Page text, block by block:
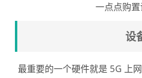
一点点购
设
最重要的一个硬件就是 5G 上